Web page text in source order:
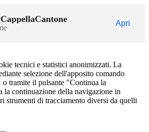
Apri
tecnici e statistici anonimizzati. La
selezione dell'apposito comando
tramite il pulsante "Continua la
la continuazione della navigazione in
strumenti di tracciamento diversi da quelli